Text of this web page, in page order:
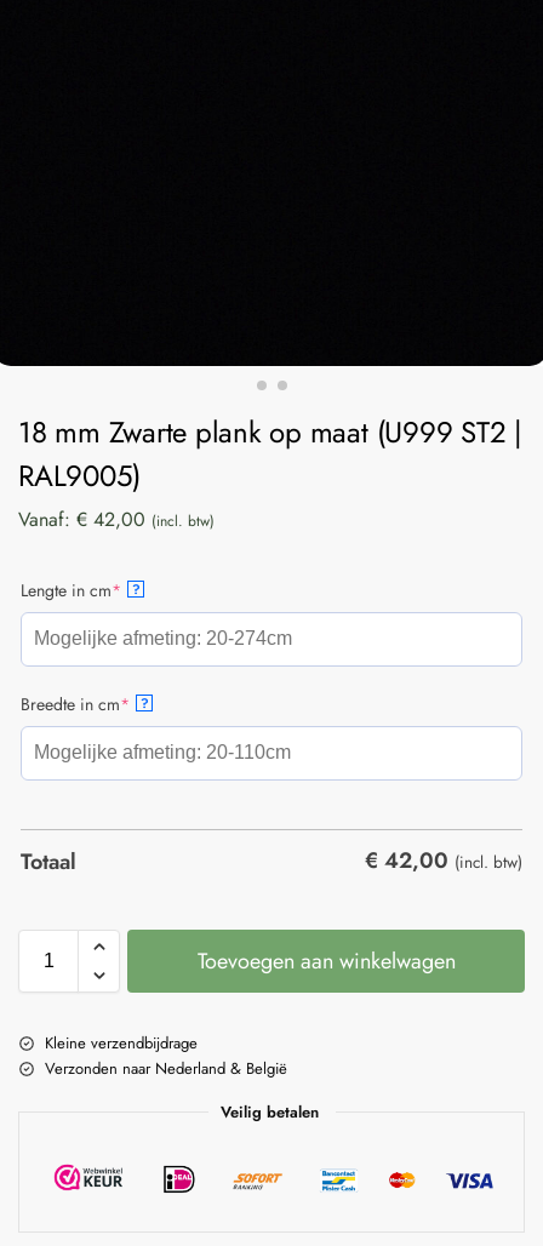
18 mm Zwarte plank op maat (U999 ST2 |
RAL9005)
Vanaf: € 42,00 (incl. btw)
Lengte in cm* ?
Breedte in cm* ?
Totaal € 42,00 (incl. btw)
Toevoegen aan winkelwagen
Kleine verzendbijdrage
Verzonden naar Nederland & België
Veilig betalen